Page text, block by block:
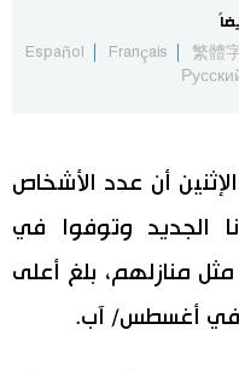
Русский 繁體
Français
Español
أن عدد الأشخاص
الجديد وتوفوا في
منازلهم، بلغ أعلى